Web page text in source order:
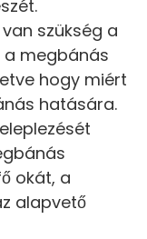
szükség a
megbánás
hogy miért
hatására.
okát, a
alapvető